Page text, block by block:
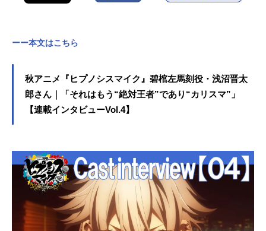
ーー本文はこちら
秋アニメ『ヒプノシスマイク』碧棺左馬刻役・浅沼晋太
郎さん｜「それはもう“絶対王者”であり“カリスマ”」
【連載インタビューVol.4】